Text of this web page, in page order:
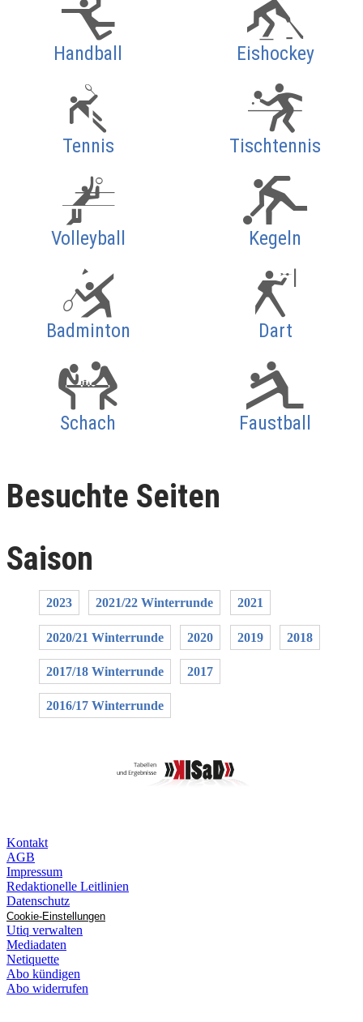
Handball Eishockey
Tennis Tischtennis
Volleyball Kegeln
Badminton Dart
Schach Faustball
Besuchte Seiten
Saison
2023 2021/22 Winterrunde 2021
2020/21 Winterrunde 2020 2019 2018
2017/18 Winterrunde 2017
2016/17 Winterrunde
Kontakt
AGB
Impressum
Redaktionelle Leitlinien
Datenschutz
Cookie-Einstellungen
Utiq verwalten
Mediadaten
Netiquette
Abo kündigen
Abo widerrufen